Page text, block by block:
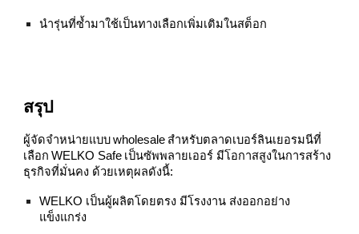
นำรุ่นที่ซ้ำมาใช้เป็นทางเลือกเพิ่มเติมในสต็อก
สรุป
ผู้จัดจำหน่ายแบบ wholesale สำหรับตลาดเบอร์ลินเยอรมนีที่
เลือก WELKO Safe เป็นซัพพลายเออร์ มีโอกาสสูงในการสร้าง
ธุรกิจที่มั่นคง ด้วยเหตุผลดังนี้:
WELKO เป็นผู้ผลิตโดยตรง มีโรงงาน ส่งออกอย่าง
แข็งแกร่ง